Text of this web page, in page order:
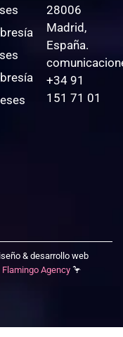
28006
Madrid,
España.
+34 91
151 71 01
& desarrollo web
Flamingo Agency🦩